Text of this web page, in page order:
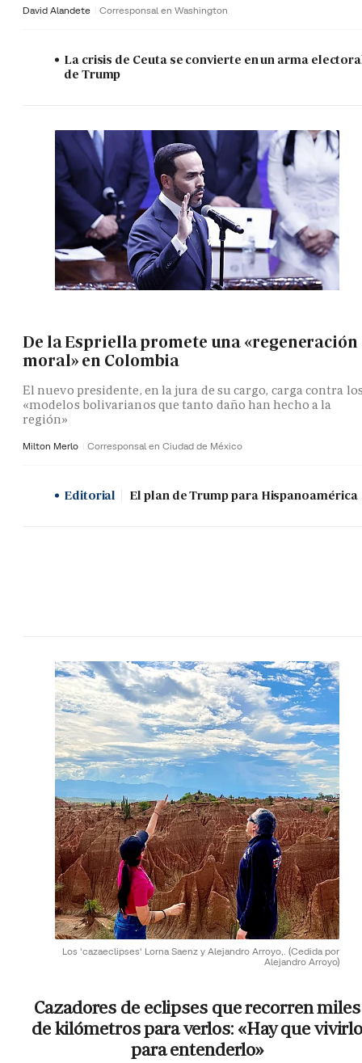
David Alandete Corresponsal en Washington
La crisis de Ceuta se convierte en un arma
de Trump
De la Espriella promete una «regeneración
moral» en Colombia
El nuevo presidente, en la jura de su cargo, carga contra
«modelos bolivarianos que tanto daño han hecho a la
región»
Milton Merlo Corresponsal en Ciudad de México
Editorial El plan de Trump para Hispanoamérica
Los 'cazaeclipses' Lorna Saenz y Alejandro Arroyo,. (Cedida por
Alejandro Arroyo)
Cazadores de eclipses que recorren miles
de kilómetros para verlos: «Hay que
para entenderlo»